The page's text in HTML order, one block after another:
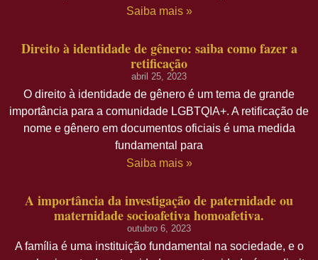
Saiba mais »
Direito à identidade de gênero: saiba como fazer a
retificação
abril 25, 2023
O direito à identidade de gênero é um tema de grande
importância para a comunidade LGBTQIA+. A retificação de
nome e gênero em documentos oficiais é uma medida
fundamental para
Saiba mais »
A importância da investigação de paternidade ou
maternidade socioafetiva homoafetiva.
outubro 6, 2023
A família é uma instituição fundamental na sociedade, e o